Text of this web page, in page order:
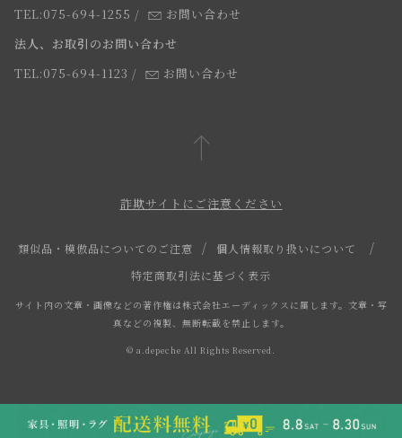
よくあるご質問
スタッフ
TEL:075-694-1255 /
お問い合わせ
法人、お取引のお問い合わせ
TEL:075-694-1123 / お問い合わせ
詐欺サイトにご注意ください
類似品・模倣品についてのご注意
個人情報取り扱いについて
特定商取引法に基づく表示
サイト内の文章・画像などの著作権は株式会社エーディックスに属します。文章・写
真などの複製、無断転載を禁止します。
© a.depeche All Rights Reserved.